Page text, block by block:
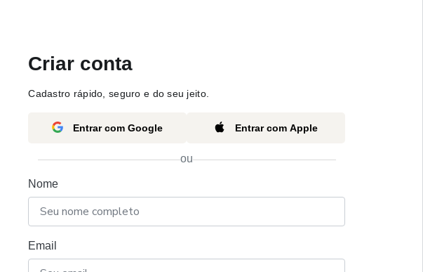
Criar conta
Cadastro rápido, seguro e do seu jeito.
Entrar com Google Entrar com Apple
ou
Nome
Email